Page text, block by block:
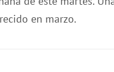
en marzo.